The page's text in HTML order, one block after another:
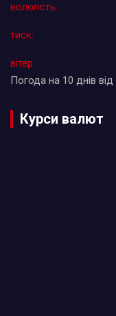
вологість:
тиск:
вітер:
Погода на 10 днів від
Курси валют